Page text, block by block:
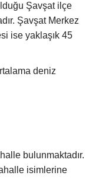
Şavşat ilçe
Şavşat Merkez
ise yaklaşık 45
deniz
bulunmaktadır.
isimlerine